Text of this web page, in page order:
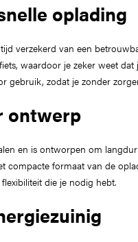
oplading
verzekerd van een
waardoor je zeker weet
gebruik, zodat je zonder
ontwerp
en is ontworpen om
compacte formaat van de
die je nodig hebt.